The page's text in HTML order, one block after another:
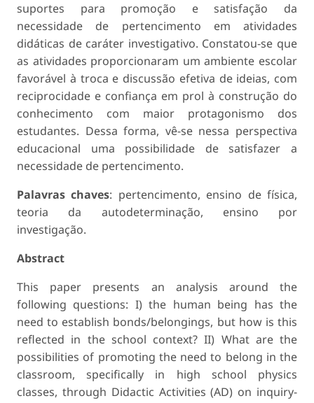
suportes para promoção e satisfação da
necessidade de pertencimento em atividades
didáticas de caráter investigativo. Constatou-se que
as atividades proporcionaram um ambiente escolar
favorável à troca e discussão efetiva de ideias, com
reciprocidade e confiança em prol à construção do
conhecimento com maior protagonismo dos
estudantes. Dessa forma, vê-se nessa perspectiva
educacional uma possibilidade de satisfazer a
necessidade de pertencimento.
Palavras chaves: pertencimento, ensino de física,
teoria da autodeterminação, ensino por
investigação.
Abstract
This paper presents an analysis around the
following questions: I) the human being has the
need to establish bonds/belongings, but how is this
reflected in the school context? II) What are the
possibilities of promoting the need to belong in the
classroom, specifically in high school physics
classes, through Didactic Activities (AD) on inquiry-